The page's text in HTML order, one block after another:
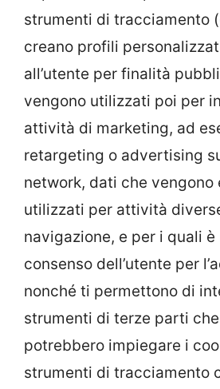
strumenti di tracciamento
creano profili
all’utente per finalità
vengono utilizzati poi per
attività di marketing, ad
retargeting o advertising
network, dati che vengono
utilizzati per attività
navigazione, e per i quali è
consenso dell’utente per
nonché ti permettono di
strumenti di terze parti che
potrebbero impiegare i
strumenti di tracciamento